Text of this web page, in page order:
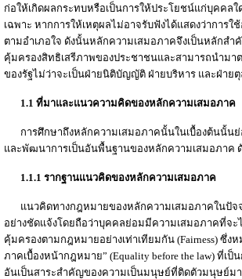
ก่อให้เกิดผลกระทบหรือเป็นการให้ประโยชน์แก่บุคคล
เฉพาะ หากการให้เหตุผลไม่อาจรับฟังได้แสดงว่าการใ
ตามอำเภอใจ ดังนั้นหลักความเสมอภาคจึงเป็นหลักสำ
คุ้มครองสิทธิเสรีภาพของประชาชนและสามารถนำมา
ของรัฐไม่ว่าจะเป็นฝ่ายนิติบัญญัติ ฝ่ายบริหาร และฝ่ายตุ
1.1 ที่มาและแนวความคิดของหลักความเสมอภาค
การศึกษาถึงหลักความเสมอภาคนั้นในเบื้องต้นนั้นย่
และพัฒนาการเป็นอันพื้นฐานของหลักความเสมอภาค
1.1.1 รากฐานแนวคิดของหลักความเสมอภาค
แนวคิดทางกฎหมายของหลักความเสมอภาคในปัจจุ
อย่างชัดแจ้งโดยถือว่าบุคคลย่อมมีความเสมอภาคที่จะ
คุ้มครองตามกฎหมายอย่างเท่าเทียมกัน (Fairness) ซึ่ง
ภาคเบื้องหน้ากฎหมาย” (Equality before the law) ที่เ
อันเป็นสาระสำคัญของความเป็นมนุษย์ที่ติดตัวมนุษย์มา